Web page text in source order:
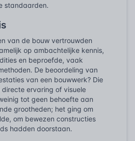
standaarden.
van de bouw vertrouwden
op ambachtelijke kennis,
en beproefde, vaak
De beoordeling van
van een bouwwerk? Die
ervaring of visuele
tot geen behoefte aan
grootheden; het ging om
om bewezen constructies
hadden doorstaan.